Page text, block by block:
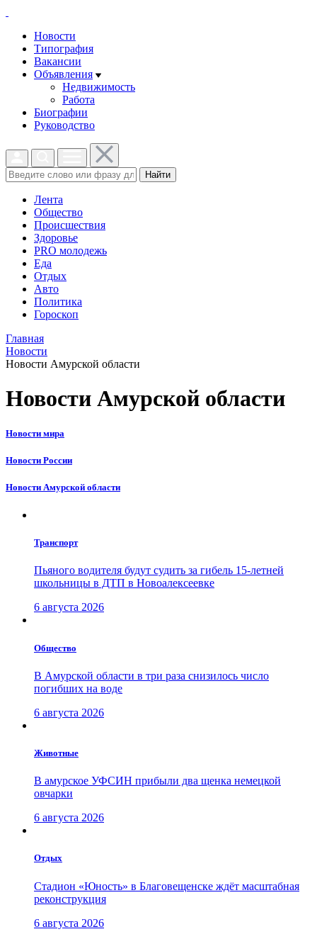
Новости
Типография
Вакансии
Объявления
Недвижимость
Работа
Биографии
Руководство
Найти
Лента
Общество
Происшествия
Здоровье
PRO молодежь
Еда
Отдых
Авто
Политика
Гороскоп
Главная
Новости
Новости Амурской области
Новости Амурской области
Новости мира
Новости России
Новости Амурской области
Транспорт
Пьяного водителя будут судить за гибель 15-летней
школьницы в ДТП в Новоалексеевке
6 августа 2026
Общество
В Амурской области в три раза снизилось число
погибших на воде
6 августа 2026
Животные
В амурское УФСИН прибыли два щенка немецкой
овчарки
6 августа 2026
Отдых
Стадион «Юность» в Благовещенске ждёт масштабная
реконструкция
6 августа 2026